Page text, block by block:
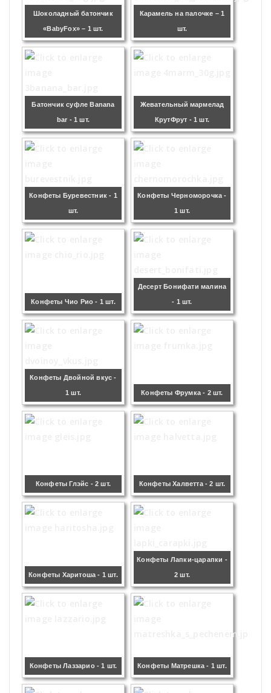
Шоколадный батончик
«BabyFox» – 1 шт.
Карамель на палочке – 1
шт.
Батончик суфле Banana
bar - 1 шт.
Жевательный мармелад
КрутФрут - 1 шт.
Конфеты Буревестник - 1
шт.
Конфеты Черноморочка -
1 шт.
Конфеты Чио Рио - 1 шт.
Десерт Бонифати малина
- 1 шт.
Конфеты Двойной вкус -
1 шт. Конфеты Фрумка - 2 шт.
Конфеты Глэйс - 2 шт. Конфеты Халветта - 2 шт.
Конфеты Харитоша - 1 шт.
Конфеты Лапки-царапки -
2 шт.
Конфеты Лаззарио - 1 шт. Конфеты Матрешка - 1 шт.